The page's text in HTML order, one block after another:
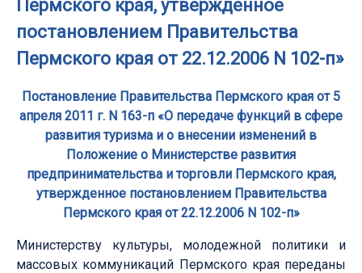
Пермского края, утвержденное
постановлением Правительства
Пермского края от 22.12.2006 N 102-п»
Постановление Правительства Пермского края от 5
апреля 2011 г. N 163-п «О передаче функций в сфере
развития туризма и о внесении изменений в
Положение о Министерстве развития
предпринимательства и торговли Пермского края,
утвержденное постановлением Правительства
Пермского края от 22.12.2006 N 102-п»
Министерству культуры, молодежной политики и
массовых коммуникаций Пермского края переданы